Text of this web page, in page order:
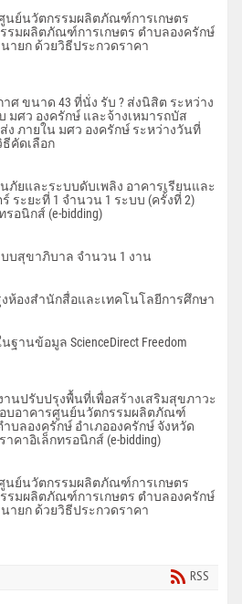
นย์นวัตกรรมผลิตภัณฑ์การเกษตร
รมผลิตภัณฑ์การเกษตร ตำบลองครักษ์
ายก ด้วยวิธีประกวดราคา
ศ ขนาด 43 ที่นั่ง รับ ? ส่งนิสิต ระหว่าง
มศว องครักษ์ และจ้างเหมารถบัส
ง ภายใน มศว องครักษ์ ระหว่างวันที่
ธีคัดเลือก
ภัยและระบบดับเพลิง อาคารเรียนและ
ะยะที่ 1 จำนวน 1 ระบบ (ครั้งที่ 2)
อนิกส์ (e-bidding)
บสุขาภิบาล จำนวน 1 งาน
ห้องสำนักสื่อและเทคโนโลยีการศึกษา
านข้อมูล ScienceDirect Freedom
านปรับปรุงพื้นที่เพื่อสร้างเสริมสุขภาวะ
บอาคารศูนย์นวัตกรรมผลิตภัณฑ์
บลองครักษ์ อำเภอองครักษ์ จังหวัด
คาอิเล็กทรอนิกส์ (e-bidding)
นย์นวัตกรรมผลิตภัณฑ์การเกษตร
รมผลิตภัณฑ์การเกษตร ตำบลองครักษ์
ายก ด้วยวิธีประกวดราคา
RSS